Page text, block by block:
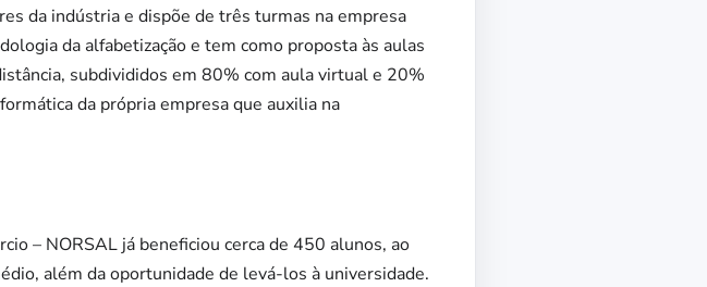
da indústria e dispõe de três turmas na empresa
da alfabetização e tem como proposta às aulas
subdivididos em 80% com aula virtual e 20%
da própria empresa que auxilia na
– NORSAL já beneficiou cerca de 450 alunos, ao
além da oportunidade de levá-los à universidade.